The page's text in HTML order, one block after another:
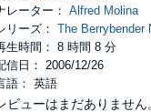
レーター：Alfred Molina
リーズ：The Berrybender
生時間： 8 時間 8 分
信日： 2006/12/26
語： 英語
ビューはまだありません